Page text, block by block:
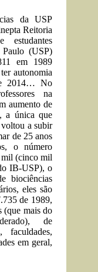
da USP
Reitoria
(USP)
em 1989
autonomia
2014… No
na
aumento de
a única que
a subir
de 25 anos
o número
mil (cinco mil
IB-USP), o
biociências
eles são
de 1989,
(que mais do
de
faculdades,
em geral,